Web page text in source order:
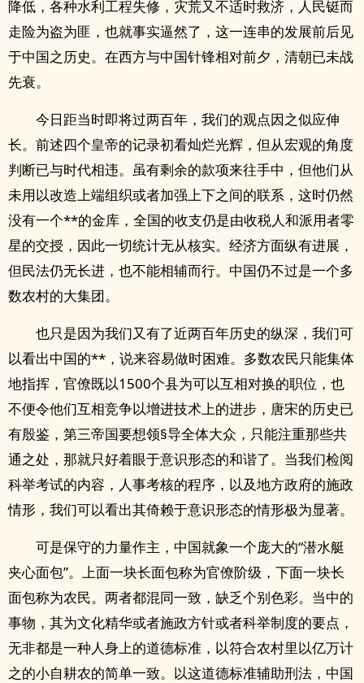
降低，各种水利工程失修，灾荒又不适时救济，人民铤而
走险为盗为匪，也就事实逼然了，这一连串的发展前后见
于中国之历史。在西方与中国针锋相对前夕，清朝已未战
先衰。
今日距当时即将过两百年，我们的观点因之似应伸
长。前述四个皇帝的记录初看灿烂光辉，但从宏观的角度
判断已与时代相违。虽有剩余的款项来往手中，但他们从
未用以改造上端组织或者加强上下之间的联系，这时仍然
没有一个**的金库，全国的收支仍是由收税人和派用者零
星的交授，因此一切统计无从核实。经济方面纵有进展，
但民法仍无长进，也不能相辅而行。中国仍不过是一个多
数农村的大集团。
也只是因为我们又有了近两百年历史的纵深，我们可
以看出中国的**，说来容易做时困难。多数农民只能集体
地指挥，官僚既以1500个县为可以互相对换的职位，也
不便令他们互相竞争以增进技术上的进步，唐宋的历史已
有殷鉴，第三帝国要想领§导全体大众，只能注重那些共
通之处，那就只好着眼于意识形态的和谐了。当我们检阅
科举考试的内容，人事考核的程序，以及地方政府的施政
情形，我们可以看出其倚赖于意识形态的情形极为显著。
可是保守的力量作主，中国就象一个庞大的“潜水艇
夹心面包”。上面一块长面包称为官僚阶级，下面一块长
面包称为农民。两者都混同一致，缺乏个别色彩。当中的
事物，其为文化精华或者施政方针或者科举制度的要点，
无非都是一种人身上的道德标准，以符合农村里以亿万计
之的小自耕农的简单一致。以这道德标准辅助刑法，中国